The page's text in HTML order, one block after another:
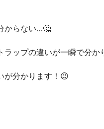
からない…🤔
ラップの違いが一瞬で分か
が分かります！😉